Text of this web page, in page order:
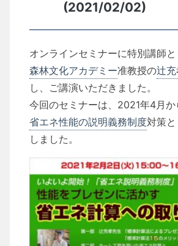
(2021/02/02)
オンラインセミナーに特別講師と
森林文化アカデミー准教授の辻
し、ご講演いただきました。
今回のセミナーは、2021年4月か
省エネ性能の説明義務制度対策
しました。